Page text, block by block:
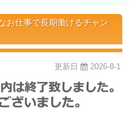
お仕事で長期働けるチャン
更新日 2026-8-1